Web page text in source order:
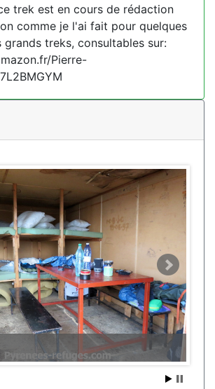
trek est en cours de rédaction
comme je l'ai fait pour quelques
grands treks, consultables sur:
Pierre-